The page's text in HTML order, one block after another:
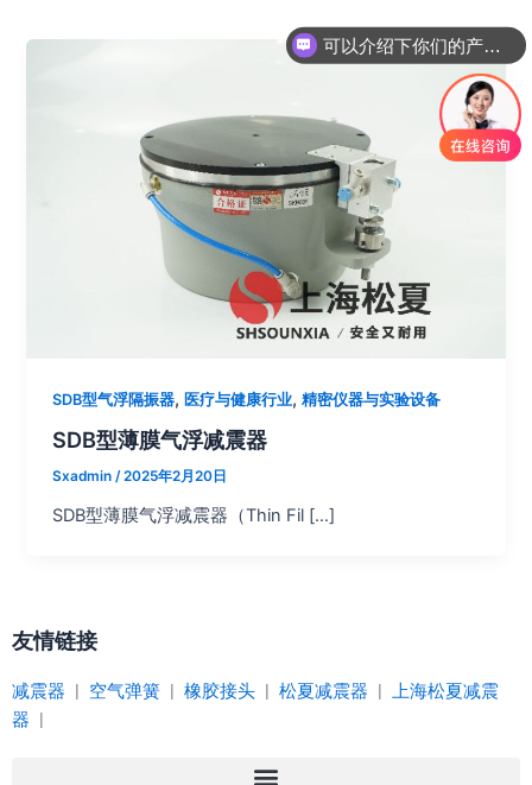
SDB型气浮隔振器,医疗与健康行业,精密仪器与实验设备
SDB型薄膜气浮减震器
Sxadmin/2025年2月20日
SDB型薄膜气浮减震器（Thin Fil […]
友情链接
减震器 | 空气弹簧 | 橡胶接头 | 松夏减震器 | 上海松夏减震
器 |
可以介绍下你们的产品么？